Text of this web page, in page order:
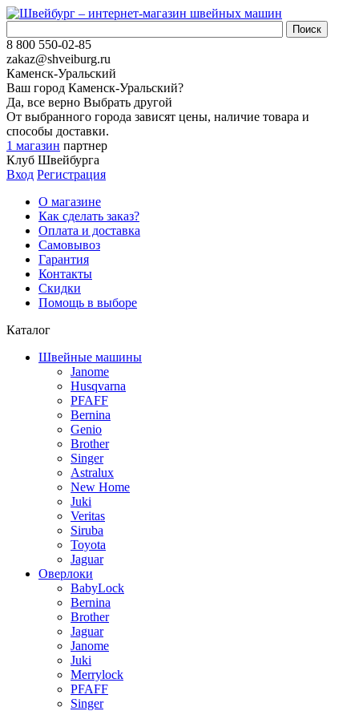
8 800 550-02-85
zakaz@shveiburg.ru
Каменск-Уральский
Ваш город Каменск-Уральский?
Да, все верно Выбрать другой
От выбранного города зависят цены, наличие товара и
способы доставки.
1 магазин партнер
Клуб Швейбурга
Вход Регистрация
О магазине
Как сделать заказ?
Оплата и доставка
Самовывоз
Гарантия
Контакты
Скидки
Помощь в выборе
Каталог
Швейные машины
Janome
Husqvarna
PFAFF
Bernina
Genio
Brother
Singer
Astralux
New Home
Juki
Veritas
Siruba
Toyota
Jaguar
Оверлоки
BabyLock
Bernina
Brother
Jaguar
Janome
Juki
Merrylock
PFAFF
Singer